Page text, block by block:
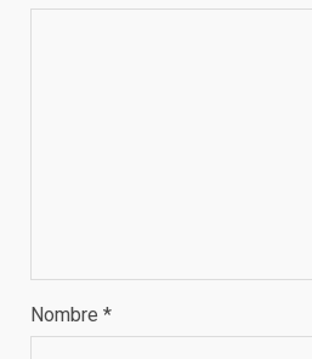
Nombre *